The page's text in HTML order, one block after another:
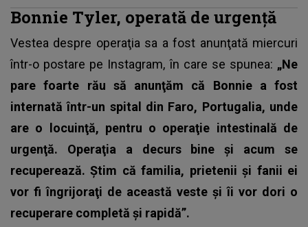
Bonnie Tyler, operată de urgență
Vestea despre operaţia sa a fost anunţată miercuri
într-o postare pe Instagram, în care se spunea: „Ne
pare foarte rău să anunţăm că Bonnie a fost
internată într-un spital din Faro, Portugalia, unde
are o locuinţă, pentru o operaţie intestinală de
urgenţă. Operaţia a decurs bine şi acum se
recuperează. Ştim că familia, prietenii şi fanii ei
vor fi îngrijoraţi de această veste şi îi vor dori o
recuperare completă şi rapidă”.